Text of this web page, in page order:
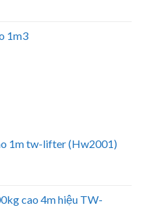
1m3
1m tw-lifter (Hw2001)
cao 4m hiệu TW-